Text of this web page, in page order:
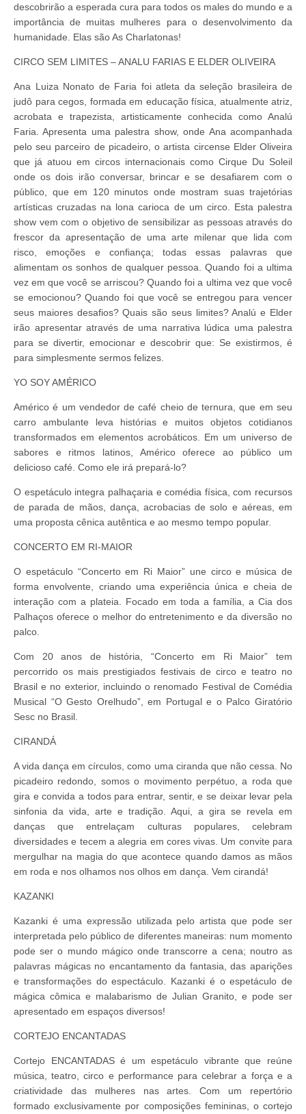
descobrirão a esperada cura para todos os males do mundo e a
importância de muitas mulheres para o desenvolvimento da
humanidade. Elas são As Charlatonas!
CIRCO SEM LIMITES – ANALU FARIAS E ELDER OLIVEIRA
Ana Luiza Nonato de Faria foi atleta da seleção brasileira de
judô para cegos, formada em educação física, atualmente atriz,
acrobata e trapezista, artisticamente conhecida como Analú
Faria. Apresenta uma palestra show, onde Ana acompanhada
pelo seu parceiro de picadeiro, o artista circense Elder Oliveira
que já atuou em circos internacionais como Cirque Du Soleil
onde os dois irão conversar, brincar e se desafiarem com o
público, que em 120 minutos onde mostram suas trajetórias
artísticas cruzadas na lona carioca de um circo. Esta palestra
show vem com o objetivo de sensibilizar as pessoas através do
frescor da apresentação de uma arte milenar que lida com
risco, emoções e confiança; todas essas palavras que
alimentam os sonhos de qualquer pessoa. Quando foi a ultima
vez em que você se arriscou? Quando foi a ultima vez que você
se emocionou? Quando foi que você se entregou para vencer
seus maiores desafios? Quais são seus limites? Analú e Elder
irão apresentar através de uma narrativa lúdica uma palestra
para se divertir, emocionar e descobrir que: Se existirmos, é
para simplesmente sermos felizes.
YO SOY AMÉRICO
Américo é um vendedor de café cheio de ternura, que em seu
carro ambulante leva histórias e muitos objetos cotidianos
transformados em elementos acrobáticos. Em um universo de
sabores e ritmos latinos, Américo oferece ao público um
delicioso café. Como ele irá prepará-lo?
O espetáculo integra palhaçaria e comédia física, com recursos
de parada de mãos, dança, acrobacias de solo e aéreas, em
uma proposta cênica autêntica e ao mesmo tempo popular.
CONCERTO EM RI-MAIOR
O espetáculo “Concerto em Ri Maior” une circo e música de
forma envolvente, criando uma experiência única e cheia de
interação com a plateia. Focado em toda a família, a Cia dos
Palhaços oferece o melhor do entretenimento e da diversão no
palco.
Com 20 anos de história, “Concerto em Ri Maior” tem
percorrido os mais prestigiados festivais de circo e teatro no
Brasil e no exterior, incluindo o renomado Festival de Comédia
Musical “O Gesto Orelhudo”, em Portugal e o Palco Giratório
Sesc no Brasil.
CIRANDÁ
A vida dança em círculos, como uma ciranda que não cessa. No
picadeiro redondo, somos o movimento perpétuo, a roda que
gira e convida a todos para entrar, sentir, e se deixar levar pela
sinfonia da vida, arte e tradição. Aqui, a gira se revela em
danças que entrelaçam culturas populares, celebram
diversidades e tecem a alegria em cores vivas. Um convite para
mergulhar na magia do que acontece quando damos as mãos
em roda e nos olhamos nos olhos em dança. Vem cirandá!
KAZANKI
Kazanki é uma expressão utilizada pelo artista que pode ser
interpretada pelo público de diferentes maneiras: num momento
pode ser o mundo mágico onde transcorre a cena; noutro as
palavras mágicas no encantamento da fantasia, das aparições
e transformações do espectáculo. Kazanki é o espetáculo de
mágica cômica e malabarismo de Julian Granito, e pode ser
apresentado em espaços diversos!
CORTEJO ENCANTADAS
Cortejo ENCANTADAS é um espetáculo vibrante que reúne
música, teatro, circo e performance para celebrar a força e a
criatividade das mulheres nas artes. Com um repertório
formado exclusivamente por composições femininas, o cortejo